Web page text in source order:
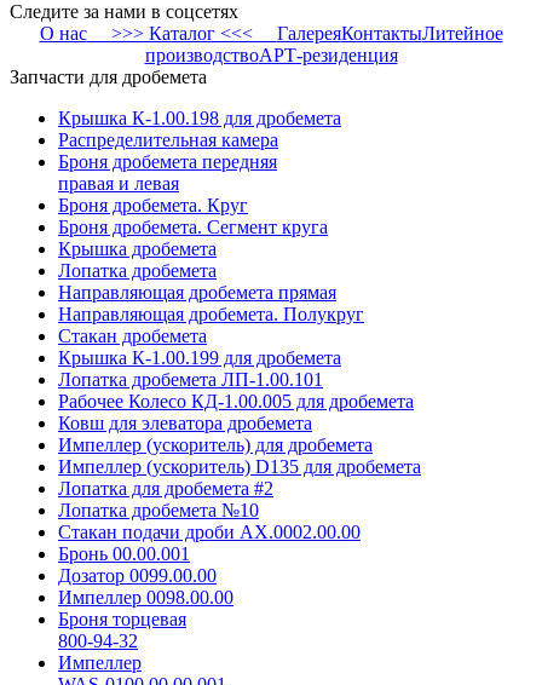
Следите за нами в соцсетях
О нас>>> Каталог <<< ГалереяКонтактыЛитейное
производствоАРТ-резиденция
Запчасти для дробемета
Крышка К-1.00.198 для дробемета
Распределительная камера
Броня дробемета передняя
правая и левая
Броня дробемета. Круг
Броня дробемета. Сегмент круга
Крышка дробемета
Лопатка дробемета
Направляющая дробемета прямая
Направляющая дробемета. Полукруг
Стакан дробемета
Крышка К-1.00.199 для дробемета
Лопатка дробемета ЛП-1.00.101
Рабочее Колесо КД-1.00.005 для дробемета
Ковш для элеватора дробемета
Импеллер (ускоритель) для дробемета
Импеллер (ускоритель) D135 для дробемета
Лопатка для дробемета #2
Лопатка дробемета №10
Стакан подачи дроби АХ.0002.00.00
Бронь 00.00.001
Дозатор 0099.00.00
Импеллер 0098.00.00
Броня торцевая
800-94-32
Импеллер